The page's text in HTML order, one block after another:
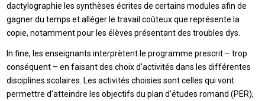
dactylographie les synthèses écrites de certains modules afin de
gagner du temps et alléger le travail coûteux que représente la
copie, notamment pour les élèves présentant des troubles dys.
In fine, les enseignants interprètent le programme prescrit – trop
conséquent – en faisant des choix d’activités dans les différentes
disciplines scolaires. Les activités choisies sont celles qui vont
permettre d’atteindre les objectifs du plan d’études romand (PER),